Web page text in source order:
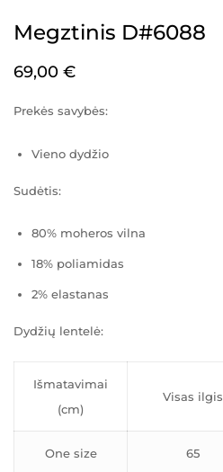
Megztinis D#6088
69,00 €
Prekės savybės:
Vieno dydžio
Sudėtis:
80% moheros vilna
18% poliamidas
2% elastanas
Dydžių lentelė:
Išmatavimai
(cm)
Visas ilgis
One size 65